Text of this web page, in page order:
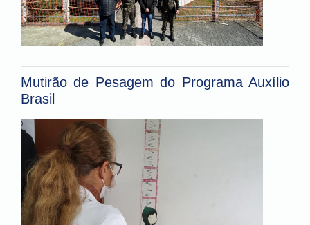
Mutirão de Pesagem do Programa Auxílio
Brasil